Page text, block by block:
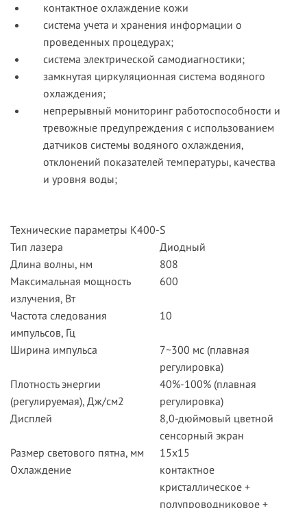
контактное охлаждение кожи
система учета и хранения информации о
проведенных процедурах;
система электрической самодиагностики;
замкнутая циркуляционная система водяного
охлаждения;
непрерывный мониторинг работоспособности и
тревожные предупреждения с использованием
датчиков системы водяного охлаждения,
отклонений показателей температуры, качества
и уровня воды;
Технические параметры К400-S
Тип лазера
Диодный
Длина волны, нм
808
Максимальная мощность
излучения, Вт
600
Частота следования
импульсов, Гц
10
Ширина импульса
7~300 мс (плавная
регулировка)
Плотность энергии
(регулируемая), Дж/см2
40%-100% (плавная
регулировка)
Дисплей
8,0-дюймовый цветной
сенсорный экран
Размер светового пятна, мм
15x15
Охлаждение
контактное
кристаллическое +
полупроводниковое +